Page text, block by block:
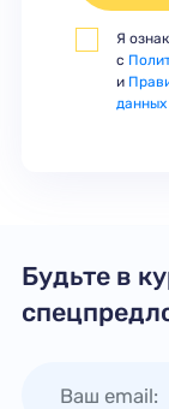
Я
с
и
данных
Будьте в